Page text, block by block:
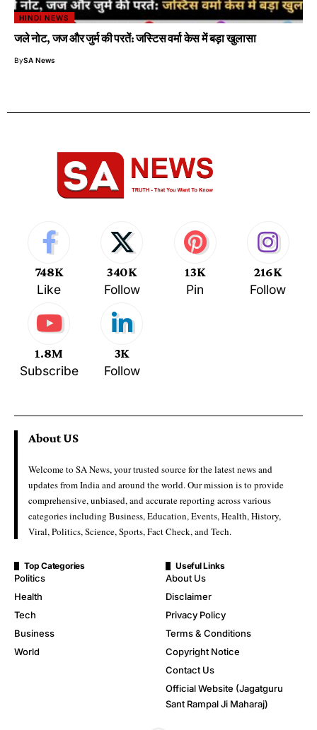
HINDI NEWS
जले नोट, जज और जुर्म की परतें: जस्टिस वर्मा केस में बड़ा खुलासा
BySA News
748K
Like
340K
Follow
13K
Pin
216K
Follow
1.8M
Subscribe
3K
Follow
About US
Welcome to SA News, your trusted source for the latest news and
updates from India and around the world. Our mission is to provide
comprehensive, unbiased, and accurate reporting across various
categories including Business, Education, Events, Health, History,
Viral, Politics, Science, Sports, Fact Check, and Tech.
Top Categories
Politics
Health
Tech
Business
World
Useful Links
About Us
Disclaimer
Privacy Policy
Terms & Conditions
Copyright Notice
Contact Us
Official Website (Jagatguru
Sant Rampal Ji Maharaj)